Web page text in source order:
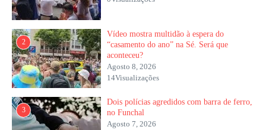
2
Vídeo mostra multidão à espera do
“casamento do ano” na Sé. Será que
aconteceu?
Agosto 8, 2026
14Visualizações
3
Dois polícias agredidos com barra de ferro,
no Funchal
Agosto 7, 2026